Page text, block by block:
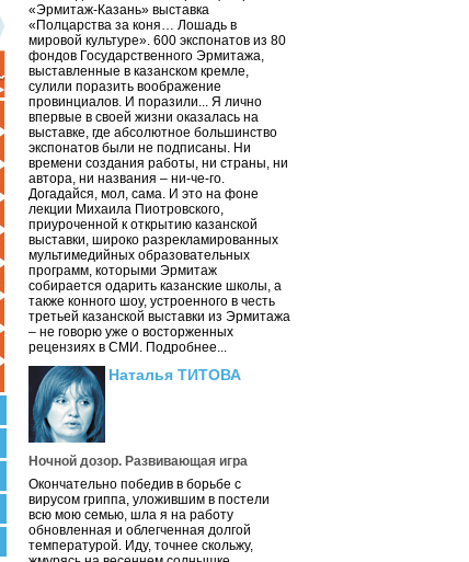
«Эрмитаж-Казань» выставка
«Полцарства за коня… Лошадь в
мировой культуре». 600 экспонатов из 80
фондов Государственного Эрмитажа,
выставленные в казанском кремле,
сулили поразить воображение
провинциалов. И поразили... Я лично
впервые в своей жизни оказалась на
выставке, где абсолютное большинство
экспонатов были не подписаны. Ни
времени создания работы, ни страны, ни
автора, ни названия – ни-че-го.
Догадайся, мол, сама. И это на фоне
лекции Михаила Пиотровского,
приуроченной к открытию казанской
выставки, широко разрекламированных
мультимедийных образовательных
программ, которыми Эрмитаж
собирается одарить казанские школы, а
также конного шоу, устроенного в честь
третьей казанской выставки из Эрмитажа
– не говорю уже о восторженных
рецензиях в СМИ. Подробнее...
Наталья ТИТОВА
Ночной дозор. Развивающая игра
Окончательно победив в борьбе с
вирусом гриппа, уложившим в постели
всю мою семью, шла я на работу
обновленная и облегченная долгой
температурой. Иду, точнее скольжу,